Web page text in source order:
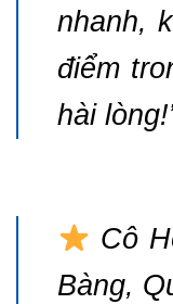
nhanh,
điểm
hài
Cô
Bàng,